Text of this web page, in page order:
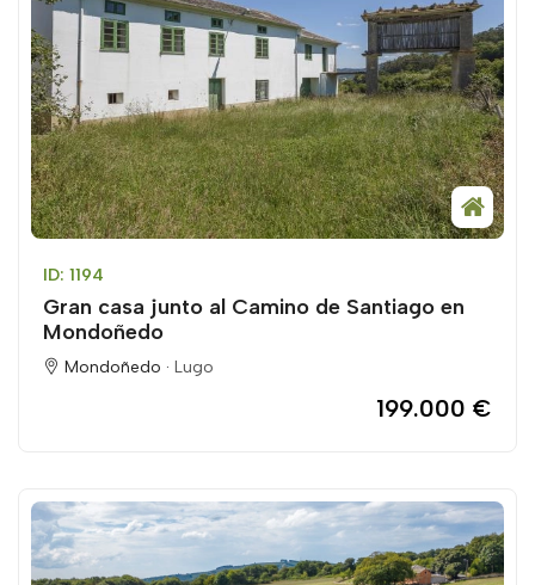
ID: 1194
Gran casa junto al Camino de Santiago en
Mondoñedo
Mondoñedo · Lugo
199.000 €